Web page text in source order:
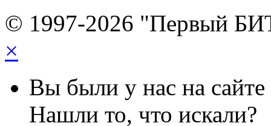
© 1997-2026 "Первый
×
Вы были у нас на сайте
Нашли то, что искали?